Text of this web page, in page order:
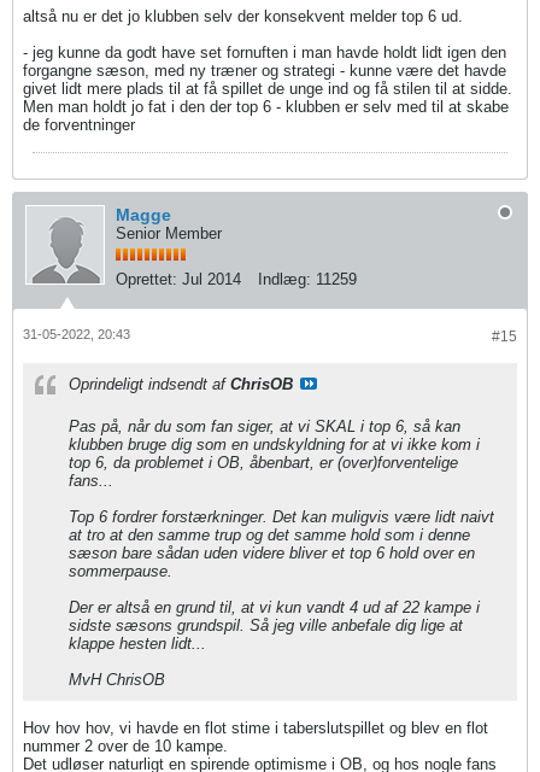
altså nu er det jo klubben selv der konsekvent melder top 6 ud.
- jeg kunne da godt have set fornuften i man havde holdt lidt igen den
forgangne sæson, med ny træner og strategi - kunne være det havde
givet lidt mere plads til at få spillet de unge ind og få stilen til at sidde.
Men man holdt jo fat i den der top 6 - klubben er selv med til at skabe
de forventninger
Magge
Senior Member
Oprettet: Jul 2014 Indlæg: 11259
#15
31-05-2022, 20:43
Oprindeligt indsendt af ChrisOB
Pas på, når du som fan siger, at vi SKAL i top 6, så kan
klubben bruge dig som en undskyldning for at vi ikke kom i
top 6, da problemet i OB, åbenbart, er (over)forventelige
fans...
Top 6 fordrer forstærkninger. Det kan muligvis være lidt naivt
at tro at den samme trup og det samme hold som i denne
sæson bare sådan uden videre bliver et top 6 hold over en
sommerpause.
Der er altså en grund til, at vi kun vandt 4 ud af 22 kampe i
sidste sæsons grundspil. Så jeg ville anbefale dig lige at
klappe hesten lidt...
MvH ChrisOB
Hov hov hov, vi havde en flot stime i taberslutspillet og blev en flot
nummer 2 over de 10 kampe.
Det udløser naturligt en spirende optimisme i OB, og hos nogle fans